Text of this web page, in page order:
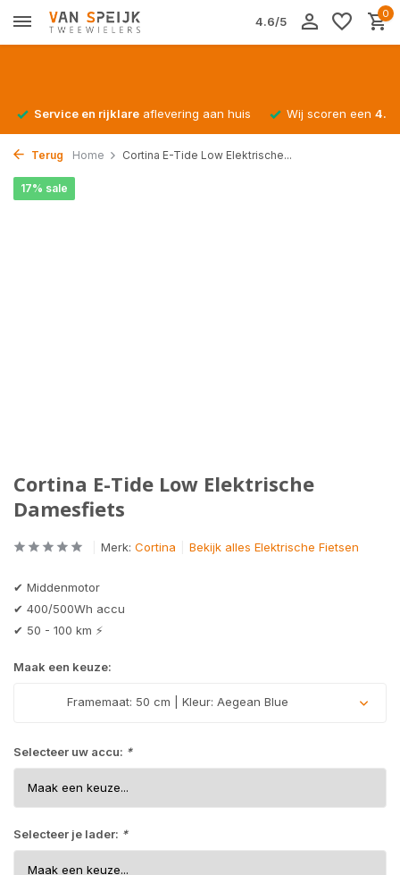
4.6/5
0
Service en rijklare aflevering aan huis Wij scoren een
Terug Home Cortina E-Tide Low Elektrische...
Cortina E-Tide Low Elektrische
Damesfiets
17% sale
Merk: Cortina Bekijk alles Elektrische Fietsen
✔ Middenmotor
✔ 400/500Wh accu
✔ 50 - 100 km ⚡
Maak een keuze:
Framemaat: 50 cm | Kleur: Aegean Blue
Selecteer uw accu: *
Selecteer je lader: *